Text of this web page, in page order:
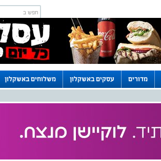
מדורים עסקים באשקלון משלוחים באשקלון